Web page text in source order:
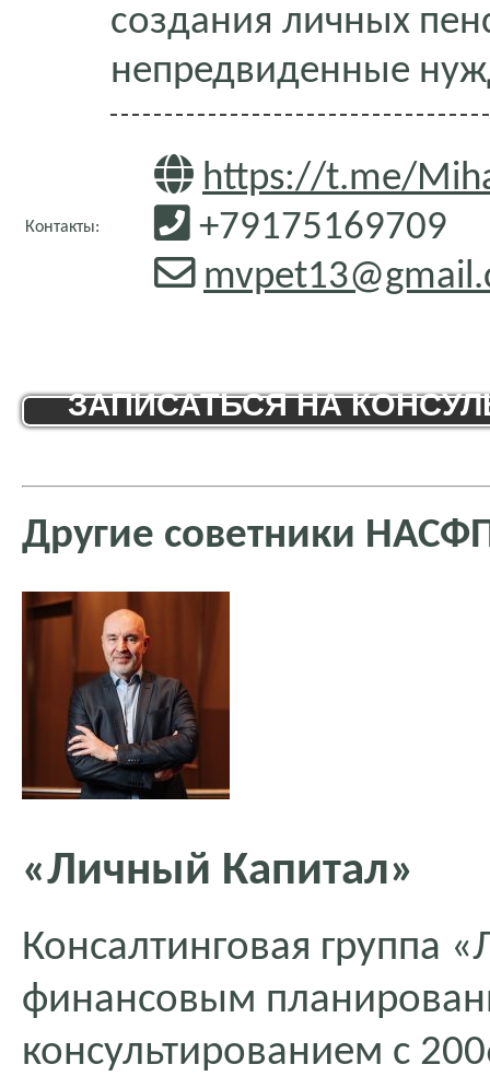
создания личных
непредвиденные
Контакты:
https://t.me/
+79175169709
ЗАПИСАТЬСЯ НА
Другие советники
«Личный Капитал»
Консалтинговая группа
финансовым
консультированием с